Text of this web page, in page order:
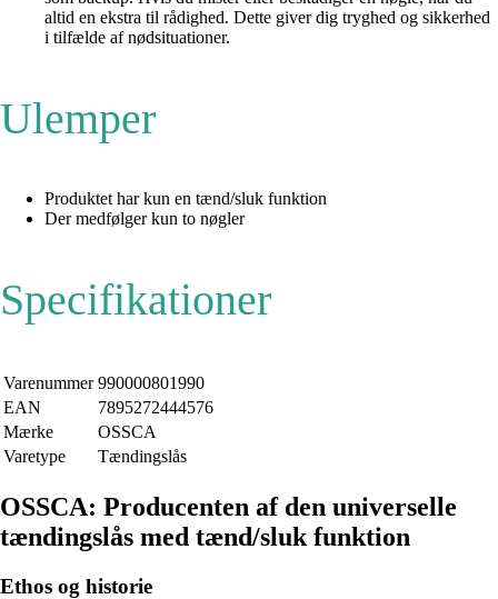
altid en ekstra til rådighed. Dette giver dig tryghed og sikkerhed
i tilfælde af nødsituationer.
Ulemper
Produktet har kun en tænd/sluk funktion
Der medfølger kun to nøgler
Specifikationer
Varenummer 990000801990
EAN
7895272444576
Mærke
OSSCA
Varetype
Tændingslås
OSSCA: Producenten af den universelle
tændingslås med tænd/sluk funktion
Ethos og historie